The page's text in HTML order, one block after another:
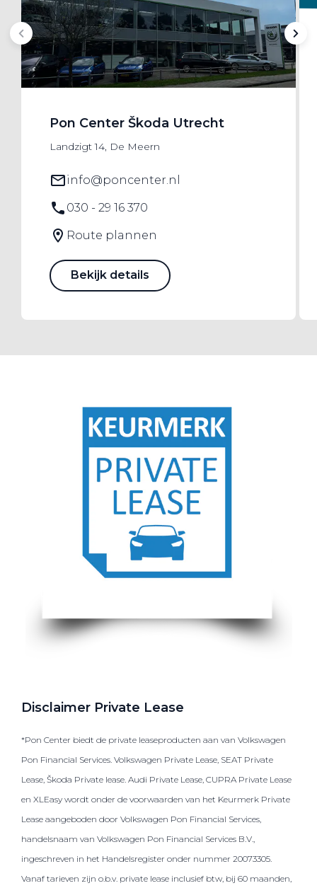
Pon Center Škoda Utrecht
Landzigt 14, De Meern
info@poncenter.nl
030 - 29 16 370
Route plannen
Bekijk details
Disclaimer Private Lease
*Pon Center biedt de private leaseproducten aan van Volkswagen
Pon Financial Services. Volkswagen Private Lease, SEAT Private
Lease, Škoda Private lease. Audi Private Lease, CUPRA Private Lease
en XLEasy wordt onder de voorwaarden van het Keurmerk Private
Lease aangeboden door Volkswagen Pon Financial Services,
handelsnaam van Volkswagen Pon Financial Services B.V.,
ingeschreven in het Handelsregister onder nummer 20073305.
Vanaf tarieven zijn o.b.v. private lease inclusief btw, bij 60 maanden,